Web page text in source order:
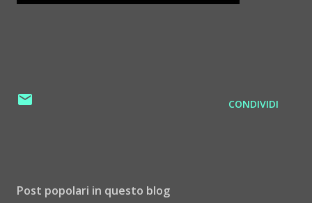
CONDIVIDI
Post popolari in questo blog